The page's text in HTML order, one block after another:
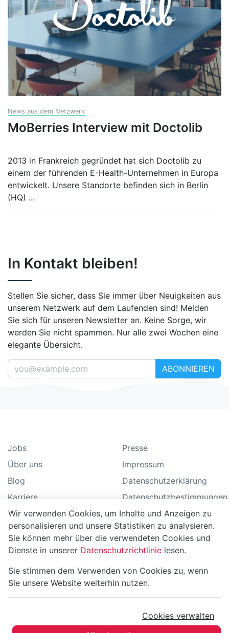
News aus dem Netzwerk
MoBerries Interview mit Doctolib
2013 in Frankreich gegründet hat sich Doctolib zu
einem der führenden E-Health-Unternehmen in Europa
entwickelt. Unsere Standorte befinden sich in Berlin
(HQ) ...
In Kontakt bleiben!
Stellen Sie sicher, dass Sie immer über Neuigkeiten aus
unserem Netzwerk auf dem Laufenden sind! Melden
Sie sich für unseren Newsletter an. Keine Sorge, wir
werden Sie nicht spammen. Nur alle zwei Wochen eine
elegante Übersicht.
ABONNIEREN
Jobs
Über uns
Blog
Karriere
Presse
Impressum
Datenschutzerklärung
Datenschutzbestimmungen
Geschäftsbedingungen
FAQ
Anleitung
Sitemap
2026
Wir verwenden Cookies, um Inhalte und Anzeigen zu
personalisieren und unsere Statistiken zu analysieren.
Sie können mehr über die verwendeten Cookies und
Dienste in unserer Datenschutzrichtlinie lesen.
Sie stimmen dem Verwenden von Cookies zu, wenn
Sie unsere Website weiterhin nutzen.
Cookies verwalten